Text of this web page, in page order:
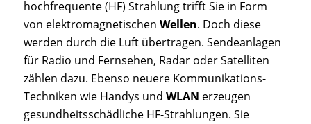
hochfrequente (HF) Strahlung trifft Sie in Form
von elektromagnetischen Wellen. Doch diese
werden durch die Luft übertragen. Sendeanlagen
für Radio und Fernsehen, Radar oder Satelliten
zählen dazu. Ebenso neuere Kommunikations-
Techniken wie Handys und WLAN erzeugen
gesundheitsschädliche HF-Strahlungen. Sie